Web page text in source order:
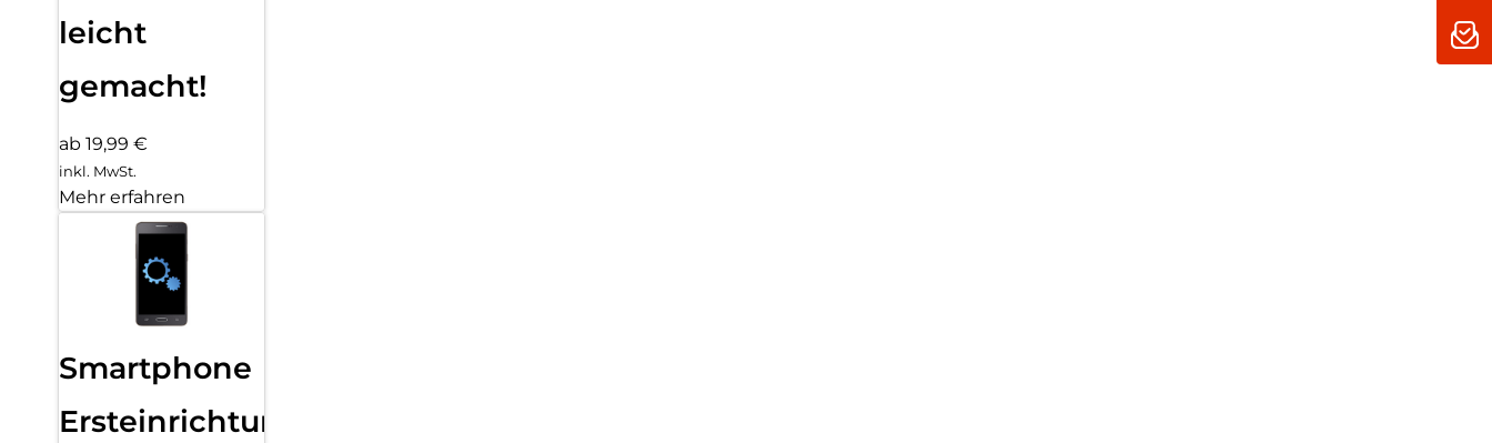
leicht
gemacht!
ab 19,99 €
inkl. MwSt.
Mehr erfahren
Smartphone
Ersteinrichtung